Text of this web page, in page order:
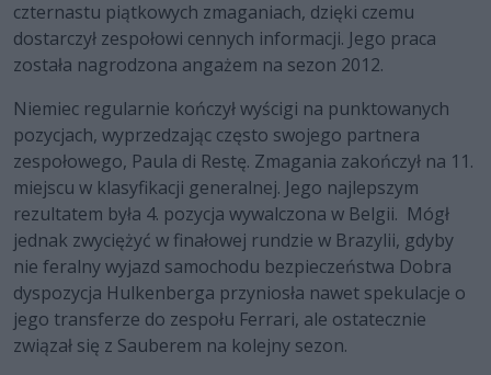
czternastu piątkowych zmaganiach, dzięki czemu
dostarczył zespołowi cennych informacji. Jego praca
została nagrodzona angażem na sezon 2012.
Niemiec regularnie kończył wyścigi na punktowanych
pozycjach, wyprzedzając często swojego partnera
zespołowego, Paula di Restę. Zmagania zakończył na 11.
miejscu w klasyfikacji generalnej. Jego najlepszym
rezultatem była 4. pozycja wywalczona w Belgii. Mógł
jednak zwyciężyć w finałowej rundzie w Brazylii, gdyby
nie feralny wyjazd samochodu bezpieczeństwa Dobra
dyspozycja Hulkenberga przyniosła nawet spekulacje o
jego transferze do zespołu Ferrari, ale ostatecznie
związał się z Sauberem na kolejny sezon.